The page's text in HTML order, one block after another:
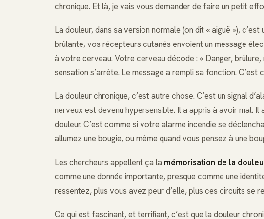
chronique. Et là, je vais vous demander de faire un petit
La douleur, dans sa version normale (on dit « aiguë »),
brûlante, vos récepteurs cutanés envoient un message
à votre cerveau. Votre cerveau décode : « Danger,
sensation s’arrête. Le message a rempli sa fonction. C’est
La douleur chronique, c’est autre chose. C’est un signal
nerveux est devenu hypersensible. Il a appris à avoir mal.
douleur. C’est comme si votre alarme incendie se
allumez une bougie, ou même quand vous pensez à une
Les chercheurs appellent ça la mémorisation de la
comme une donnée importante, presque comme une
ressentez, plus vous avez peur d’elle, plus ces circuits se
Ce qui est fascinant, et terrifiant, c’est que la douleur